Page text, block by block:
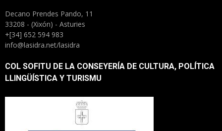
Decano Prendes Pando, 11
33208 - (Xixón) - Asturies
+[34] 652 594 983
info@lasidra.net/lasidra
COL SOFITU DE LA CONSEYERÍA DE CULTURA, POLÍTICA
LLINGÜÍSTICA Y TURISMU